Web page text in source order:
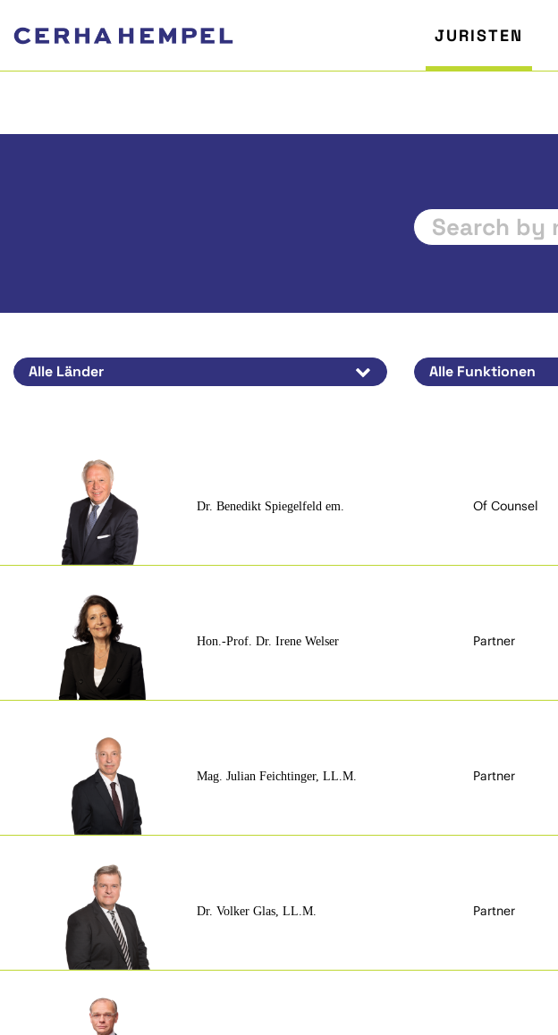
JURISTEN
Dr. Benedikt Spiegelfeld em. Of Counsel
Hon.-Prof. Dr. Irene Welser Partner
Mag. Julian Feichtinger, LL.M. Partner
Dr. Volker Glas, LL.M. Partner